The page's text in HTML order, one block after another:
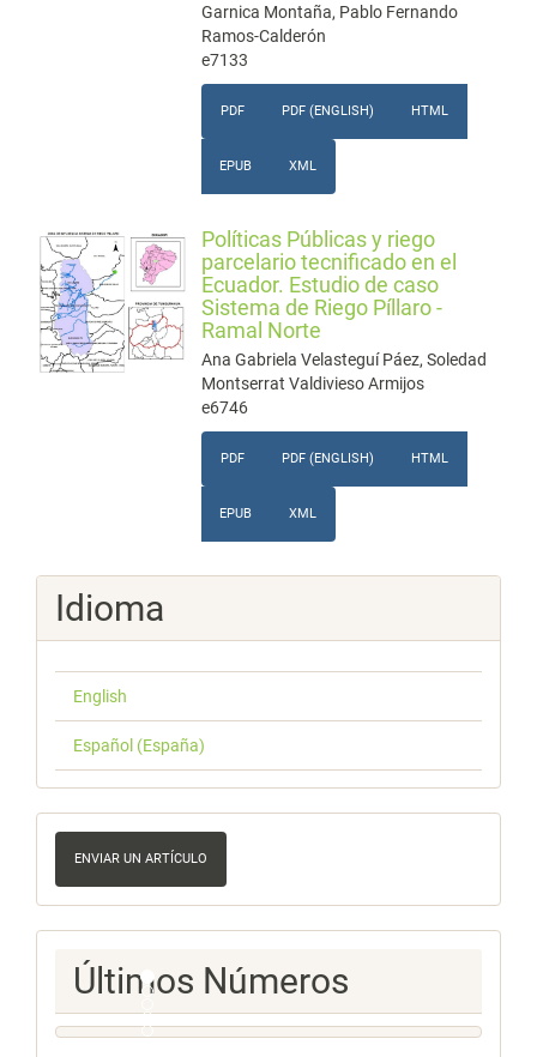
Garnica Montaña, Pablo Fernando
Ramos-Calderón
e7133
PDF PDF (ENGLISH) HTML
EPUB XML
Políticas Públicas y riego
parcelario tecnificado en el
Ecuador. Estudio de caso
Sistema de Riego Píllaro -
Ramal Norte
Ana Gabriela Velasteguí Páez, Soledad
Montserrat Valdivieso Armijos
e6746
PDF PDF (ENGLISH) HTML
EPUB XML
Idioma
English
Español (España)
Enviar
un
artículo
ENVIAR UN ARTÍCULO
Ultimos
Numeros
Últimos Números